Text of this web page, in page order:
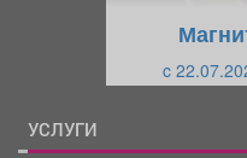
c
УСЛУГИ